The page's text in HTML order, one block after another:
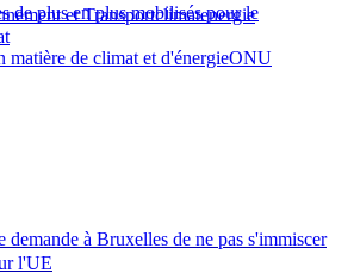
de plus en plus mobilisés pour le
et Transportclimatenergie
matière de climat et d'énergieONU
à Bruxelles de ne pas s'immiscer
l'UE